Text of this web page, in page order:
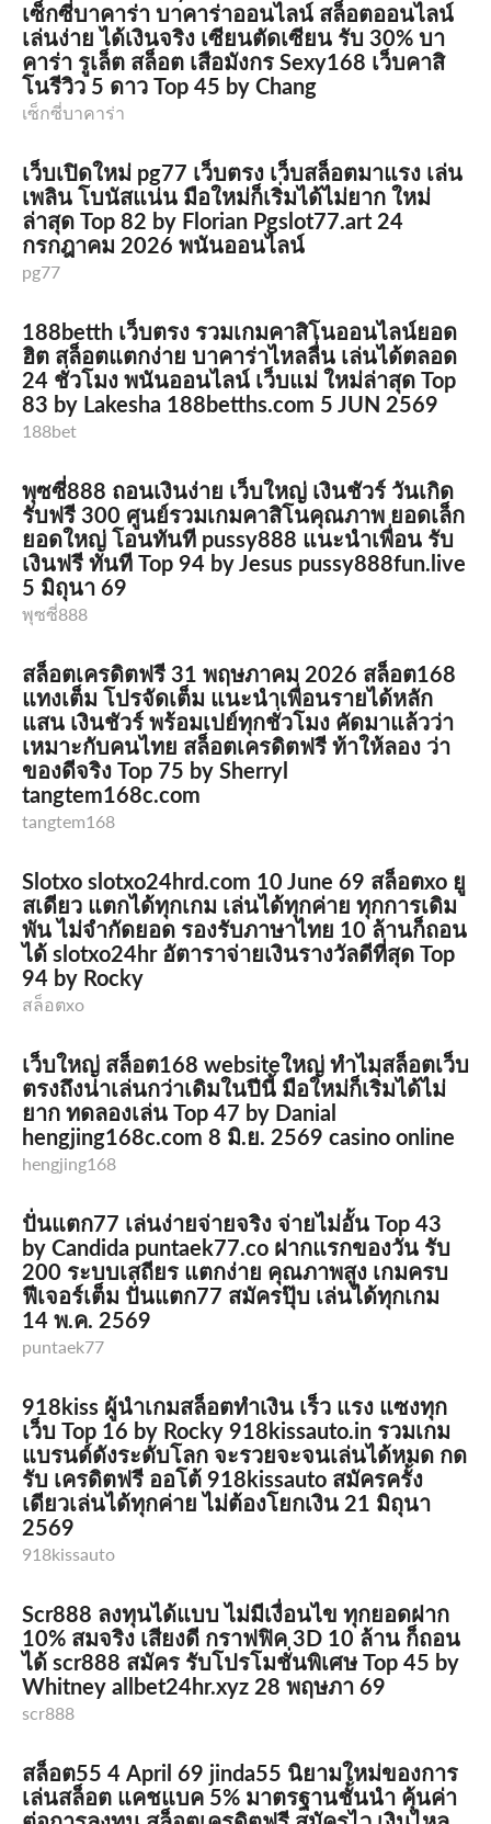
เซ็กซี่บาคาร่า บาคาร่าออนไลน์ สล็อตออนไลน์
เล่นง่าย ได้เงินจริง เซียนตัดเซียน รับ 30% บา
คาร่า รูเล็ต สล็อต เสือมังกร Sexy168 เว็บคาสิ
โนรีวิว 5 ดาว Top 45 by Chang
เซ็กซี่บาคาร่า
เว็บเปิดใหม่ pg77 เว็บตรง เว็บสล็อตมาแรง เล่น
เพลิน โบนัสแน่น มือใหม่ก็เริ่มได้ไม่ยาก ใหม่
ล่าสุด Top 82 by Florian Pgslot77.art 24
กรกฎาคม 2026 พนันออนไลน์
pg77
188betth เว็บตรง รวมเกมคาสิโนออนไลน์ยอด
ฮิต สล็อตแตกง่าย บาคาร่าไหลลื่น เล่นได้ตลอด
24 ชั่วโมง พนันออนไลน์ เว็บแม่ ใหม่ล่าสุด Top
83 by Lakesha 188betths.com 5 JUN 2569
188bet
พุซซี่888 ถอนเงินง่าย เว็บใหญ่ เงินชัวร์ วันเกิด
รับฟรี 300 ศูนย์รวมเกมคาสิโนคุณภาพ ยอดเล็ก
ยอดใหญ่ โอนทันที pussy888 แนะนำเพื่อน รับ
เงินฟรี ทันที Top 94 by Jesus pussy888fun.live
5 มิถุนา 69
พุซซี่888
สล็อตเครดิตฟรี 31 พฤษภาคม 2026 สล็อต168
แทงเต็ม โปรจัดเต็ม แนะนำเพื่อนรายได้หลัก
แสน เงินชัวร์ พร้อมเปย์ทุกชั่วโมง คัดมาแล้วว่า
เหมาะกับคนไทย สล็อตเครดิตฟรี ท้าให้ลอง ว่า
ของดีจริง Top 75 by Sherryl
tangtem168c.com
tangtem168
Slotxo slotxo24hrd.com 10 June 69 สล็อตxo ยู
สเดียว แตกได้ทุกเกม เล่นได้ทุกค่าย ทุกการเดิม
พัน ไม่จำกัดยอด รองรับภาษาไทย 10 ล้านก็ถอน
ได้ slotxo24hr อัตาราจ่ายเงินรางวัลดีที่สุด Top
94 by Rocky
สล็อตxo
เว็บใหญ่ สล็อต168 websiteใหญ่ ทำไมสล็อตเว็บ
ตรงถึงน่าเล่นกว่าเดิมในปีนี้ มือใหม่ก็เริ่มได้ไม่
ยาก ทดลองเล่น Top 47 by Danial
hengjing168c.com 8 มิ.ย. 2569 casino online
hengjing168
ปั่นแตก77 เล่นง่ายจ่ายจริง จ่ายไม่อั้น Top 43
by Candida puntaek77.co ฝากแรกของวัน รับ
200 ระบบเสถียร แตกง่าย คุณภาพสูง เกมครบ
ฟีเจอร์เต็ม ปั่นแตก77 สมัครปุ๊บ เล่นได้ทุกเกม
14 พ.ค. 2569
puntaek77
918kiss ผู้นำเกมสล็อตทำเงิน เร็ว แรง แซงทุก
เว็บ Top 16 by Rocky 918kissauto.in รวมเกม
แบรนด์ดังระดับโลก จะรวยจะจนเล่นได้หมด กด
รับ เครดิตฟรี ออโต้ 918kissauto สมัครครั้ง
เดียวเล่นได้ทุกค่าย ไม่ต้องโยกเงิน 21 มิถุนา
2569
918kissauto
Scr888 ลงทุนได้แบบ ไม่มีเงื่อนไข ทุกยอดฝาก
10% สมจริง เสียงดี กราฟฟิค 3D 10 ล้าน ก็ถอน
ได้ scr888 สมัคร รับโปรโมชั่นพิเศษ Top 45 by
Whitney allbet24hr.xyz 28 พฤษภา 69
scr888
สล็อต55 4 April 69 jinda55 นิยามใหม่ของการ
เล่นสล็อต แคชแบค 5% มาตรฐานชั้นนำ คุ้นค่า